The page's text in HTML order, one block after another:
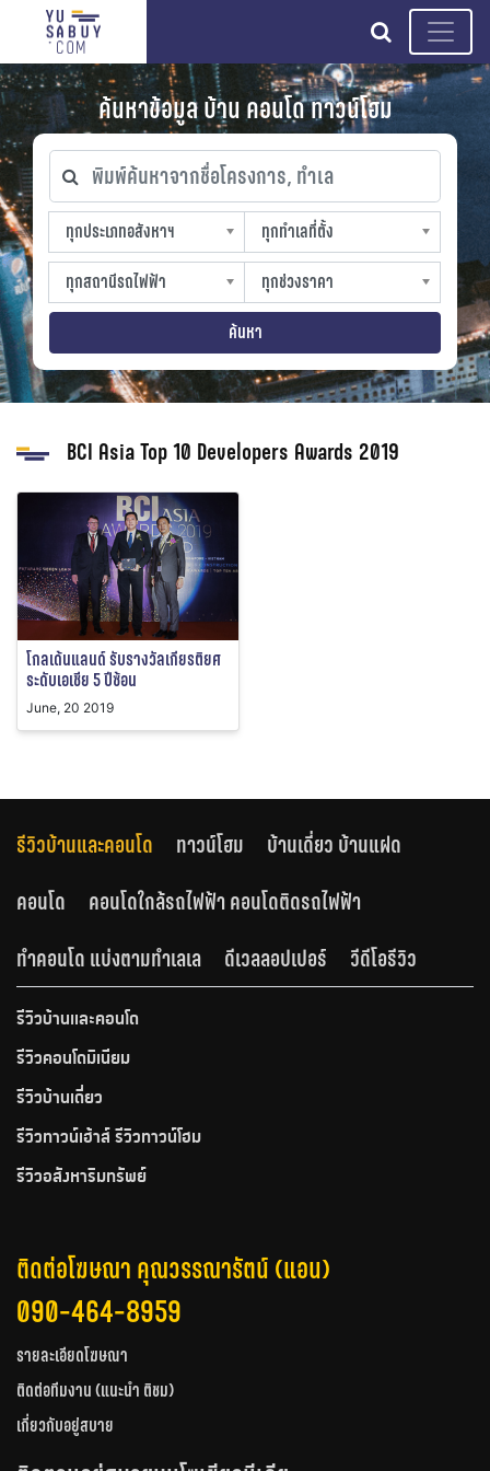
search
ค้นหาข้อมูล บ้าน คอนโด ทาวน์โฮม
พิมพ์ค้นหาจากชื่อโครงการ, ทำเล
ทุกประเภทอสังหาฯ
ทุกประเภทอสังหาฯ
sproperty
ทุกทำเลที่ตั้ง
ทุกทำเลที่ตั้ง
slocation
ทุกสถานีรถไฟฟ้า
ทุกสถานีรถไฟฟ้า
strain-station
ทุกช่วงราคา
ทุกช่วงราคา
sprice
ค้นหา
BCI Asia Top 10 Developers Awards 2019
โกลเด้นแลนด์ รับรางวัลเกียรติยศ
ระดับเอเชีย 5 ปีซ้อน
June, 20 2019
รีวิวบ้านและคอนโด ทาวน์โฮม
บ้านเดี่ยว บ้านแฝด
คอนโด
คอนโดใกล้รถไฟฟ้า คอนโดติดรถไฟฟ้า
ทำคอนโด แบ่งตามทำเลเล
ดีเวลลอปเปอร์ วีดีโอรีวิว
รีวิวบ้านและคอนโด
รีวิวคอนโดมิเนียม
รีวิวบ้านเดี่ยว
รีวิวทาวน์เฮ้าส์ รีวิวทาวน์โฮม
รีวิวอสังหาริมทรัพย์
ติดต่อโฆษณา คุณวรรณารัตน์ (แอน)
090-464-8959
รายละเอียดโฆษณา
ติดต่อทีมงาน (แนะนำ ติชม)
เกี่ยวกับอยู่สบาย